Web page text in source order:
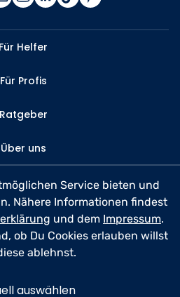
Für Helfer
Für Profis
Ratgeber
Über uns
Kontakt
FAQ
Service bieten und
Nähere Informationen findest
und dem Impressum.
ob Du Cookies erlauben willst
ablehnst.
auswählen